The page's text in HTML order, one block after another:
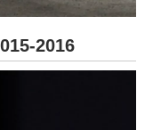
2016